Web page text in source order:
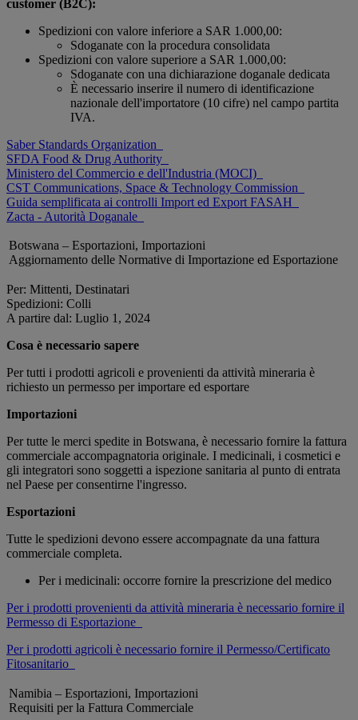
customer (B2C):
Spedizioni con valore inferiore a SAR 1.000,00:
Sdoganate con la procedura consolidata
Spedizioni con valore superiore a SAR 1.000,00:
Sdoganate con una dichiarazione doganale dedicata
È necessario inserire il numero di identificazione
nazionale dell'importatore (10 cifre) nel campo partita
IVA.
Saber Standards Organization
SFDA Food & Drug Authority
Ministero del Commercio e dell'Industria (MOCI)
CST Communications, Space & Technology Commission
Guida semplificata ai controlli Import ed Export FASAH
Zacta - Autorità Doganale
Botswana – Esportazioni, Importazioni
Aggiornamento delle Normative di Importazione ed Esportazione
Per: Mittenti, Destinatari
Spedizioni: Colli
A partire dal: Luglio 1, 2024
Cosa è necessario sapere
Per tutti i prodotti agricoli e provenienti da attività mineraria è
richiesto un permesso per importare ed esportare
Importazioni
Per tutte le merci spedite in Botswana, è necessario fornire la fattura
commerciale accompagnatoria originale. I medicinali, i cosmetici e
gli integratori sono soggetti a ispezione sanitaria al punto di entrata
nel Paese per consentirne l'ingresso.
Esportazioni
Tutte le spedizioni devono essere accompagnate da una fattura
commerciale completa.
Per i medicinali: occorre fornire la prescrizione del medico
Per i prodotti provenienti da attività mineraria è necessario fornire il
Permesso di Esportazione
Per i prodotti agricoli è necessario fornire il Permesso/Certificato
Fitosanitario
Namibia – Esportazioni, Importazioni
Requisiti per la Fattura Commerciale